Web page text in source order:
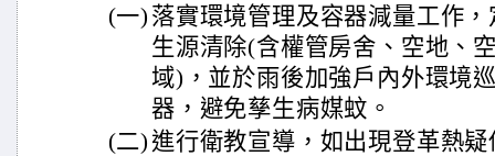
(一) 落實環境管理及容器減量工作
生源清除(含權管房舍、空地、
域)，並於雨後加強戶內外環境
器，避免孳生病媒蚊。
(二) 進行衛教宣導，如出現登革熱